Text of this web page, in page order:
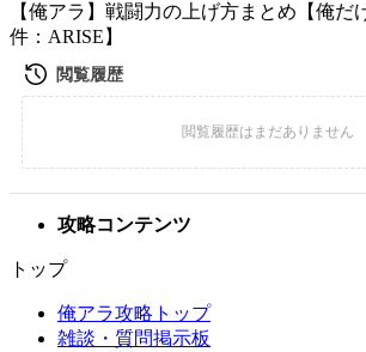
【俺アラ】戦闘力の上げ方まとめ【俺だ
件：ARISE】
攻略コンテンツ
トップ
俺アラ攻略トップ
雑談・質問掲示板